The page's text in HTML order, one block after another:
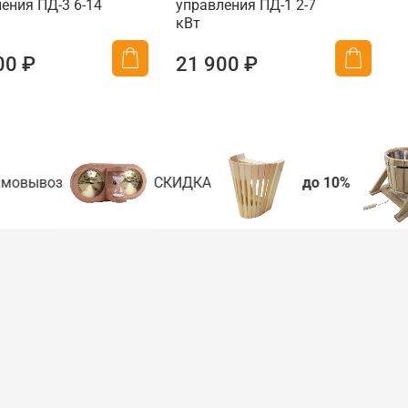
ПД-3 6-14
₽
управления ПД-1 2-7
кВт
21 900 ₽
СКИДКА до 10%